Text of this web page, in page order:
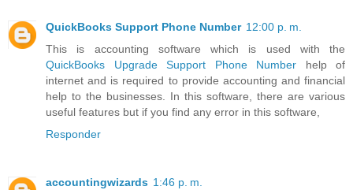
QuickBooks Support Phone Number 12:00 p. m.
This is accounting software which is used with the
QuickBooks Upgrade Support Phone Number help of
internet and is required to provide accounting and financial
help to the businesses. In this software, there are various
useful features but if you find any error in this software,
Responder
accountingwizards 1:46 p. m.